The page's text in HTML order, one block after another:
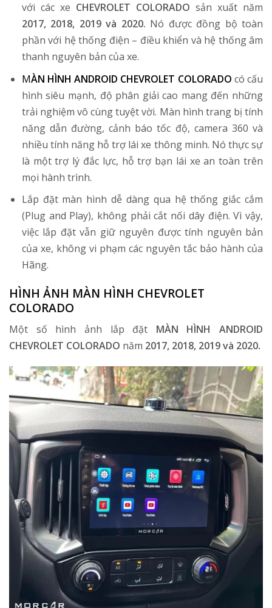
với các xe CHEVROLET COLORADO sản xuất năm
2017, 2018, 2019 và 2020. Nó được đồng bộ toàn
phần với hệ thống điện – điều khiển và hệ thống âm
thanh nguyên bản của xe.
MÀN HÌNH ANDROID CHEVROLET COLORADO có cấu
hình siêu mạnh, độ phân giải cao mang đến những
trải nghiệm vô cùng tuyệt vời. Màn hình trang bị tính
năng dẫn đường, cảnh báo tốc độ, camera 360 và
nhiều tính năng hỗ trợ lái xe thông minh. Nó thực sự
là một trợ lý đắc lực, hỗ trợ bạn lái xe an toàn trên
mọi hành trình.
Lắp đặt màn hình dễ dàng qua hệ thống giắc cắm
(Plug and Play), không phải cắt nối dây điện. Vì vậy,
việc lắp đặt vẫn giữ nguyên được tính nguyên bản
của xe, không vi phạm các nguyên tắc bảo hành của
Hãng.
HÌNH ẢNH MÀN HÌNH CHEVROLET
COLORADO
Một số hình ảnh lắp đặt MÀN HÌNH ANDROID
CHEVROLET COLORADO năm 2017, 2018, 2019 và 2020.